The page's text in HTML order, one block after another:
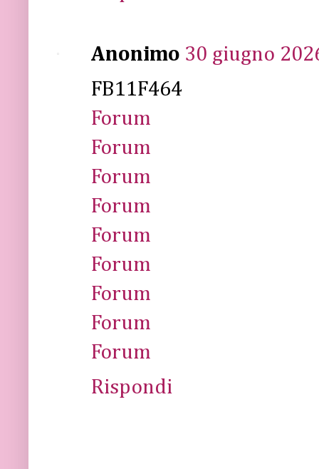
Anonimo 30 giugno
FB11F464
Forum
Forum
Forum
Forum
Forum
Forum
Forum
Forum
Forum
Rispondi